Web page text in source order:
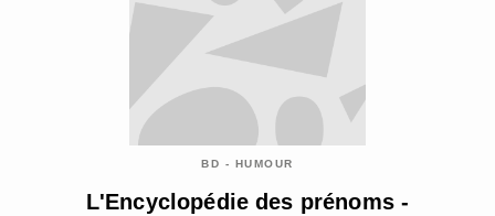
BD - HUMOUR
L'Encyclopédie des prénoms -